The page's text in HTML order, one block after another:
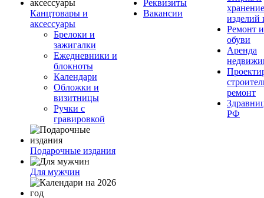
Канцтовары и
аксессуары
Брелоки и
зажигалки
Ежедневники и
блокноты
Календари
Обложки и
визитницы
Ручки с
гравировкой
Подарочные издания
Для мужчин
Реквизиты
Вакансии
хранение
изделий
Ремонт
обуви
Аренда
ремонт
РФ